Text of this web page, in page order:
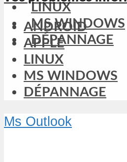
LINUX
MS WINDOWS
DÉPANNAGE
ANDROID
APPLE
LINUX
MS WINDOWS
DÉPANNAGE
Ms Outlook